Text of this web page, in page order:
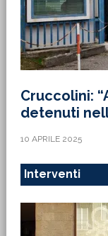
Cruccolini:
detenuti
10 APRILE 2025
Interventi